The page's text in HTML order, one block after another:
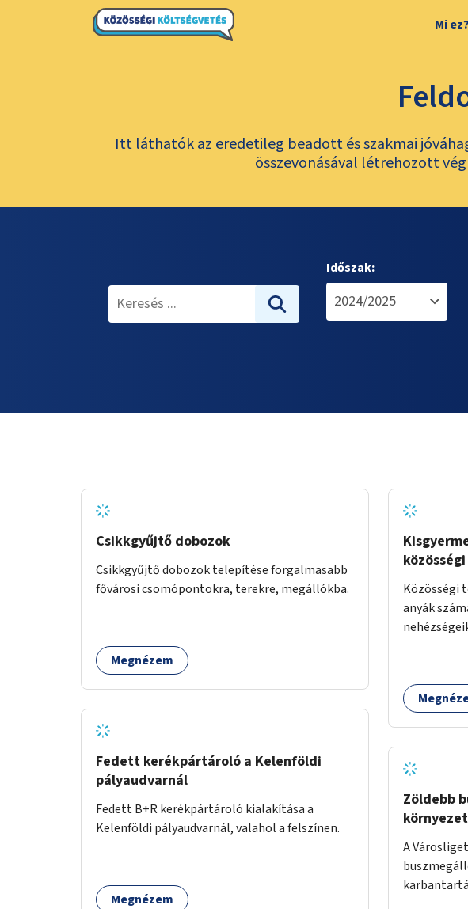
Mi ez?
Itt láthatók az eredetileg beadott és szakmai
összevonásával létrehozott
Időszak:
Csikkgyűjtő dobozok
Csikkgyűjtő dobozok telepítése forgalmasabb
fővárosi csomópontokra, terekre, megállókba.
Megnézem
Fedett kerékpártároló a Kelenföldi
pályaudvarnál
Fedett B+R kerékpártároló kialakítása a
Kelenföldi pályaudvarnál, valahol a felszínen.
Megnézem
Közösségi
anyák
Zöldebb
A